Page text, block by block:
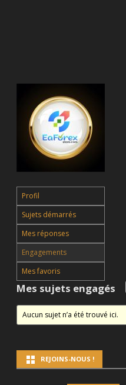
Profil
Sujets démarrés
Mes réponses
Engagements
Mes favoris
Mes sujets engagés
Aucun sujet n’a été trouvé ici.
REJOINS-NOUS !